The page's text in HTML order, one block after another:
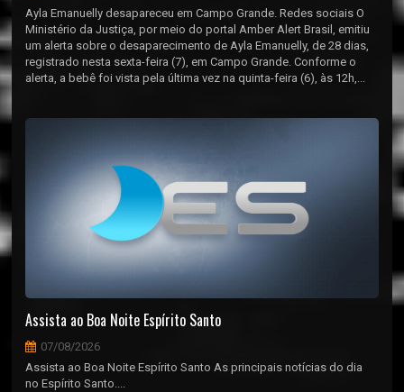
Ayla Emanuelly desapareceu em Campo Grande. Redes sociais O
Ministério da Justiça, por meio do portal Amber Alert Brasil, emitiu
um alerta sobre o desaparecimento de Ayla Emanuelly, de 28 dias,
registrado nesta sexta-feira (7), em Campo Grande. Conforme o
alerta, a bebê foi vista pela última vez na quinta-feira (6), às 12h,...
Assista ao Boa Noite Espírito Santo
07/08/2026
Assista ao Boa Noite Espírito Santo As principais notícias do dia
no Espírito Santo....